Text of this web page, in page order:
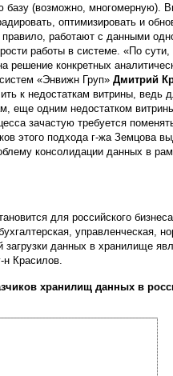
(возможно, многомерную).
оптимизировать и
работают с данными
работы в системе. «По
конкретных
«Энвижн Груп» Дмитрий
к недостаткам витрины, ведь
еще одним недостатком
зачастую требуется
этого подхода г-жа Земцова
консолидации данных в
для российского
управленческая,
данных в хранилище
н Красилов.
хранилищ данных в